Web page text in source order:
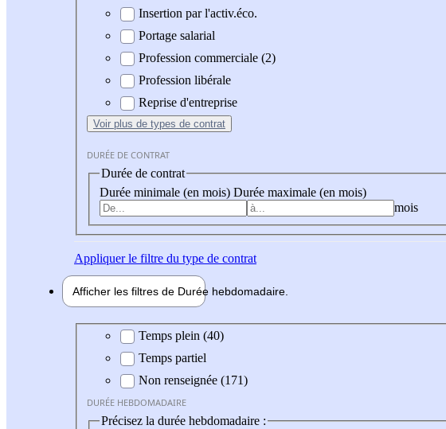
Insertion par l'activ.éco.
Portage salarial
Profession commerciale (2)
Profession libérale
Reprise d'entreprise
Voir plus de types de contrat
DURÉE DE CONTRAT
Durée de contrat
Durée minimale (en mois) Durée maximale (en mois)
mois
Appliquerle filtre du type de contrat
Afficher les filtres de Durée hebdomadaire
Durée hebdomadaire
Temps plein (40)
Temps partiel
Non renseignée (171)
DURÉE HEBDOMADAIRE
Précisez la durée hebdomadaire :